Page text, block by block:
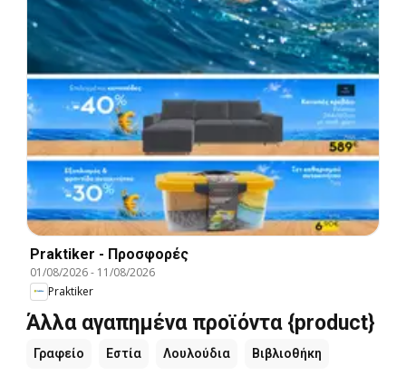
Praktiker - Προσφορές
01/08/2026- 11/08/2026
Praktiker
Άλλα αγαπημένα προϊόντα {product}
Γραφείο Εστία Λουλούδια Βιβλιοθήκη